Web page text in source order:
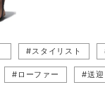
#スタイリスト
#ローファー #送迎